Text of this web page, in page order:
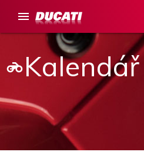
menu
motorcycle